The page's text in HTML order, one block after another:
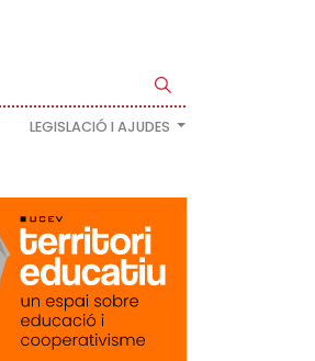
LEGISLACIÓ I AJUDES